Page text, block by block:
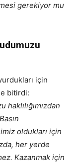
gerekiyor mu
için
bitirdi:
oldukları için
her yerde
Kazanmak için